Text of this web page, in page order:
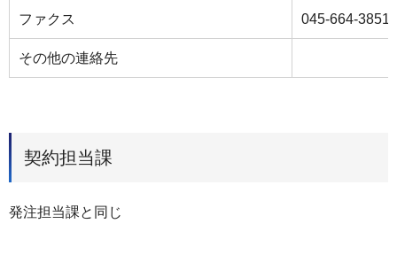
ファクス 045-664-3851
その他の連絡先
契約担当課
発注担当課と同じ